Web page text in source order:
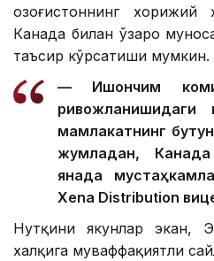
Қозоғистоннинг
Канада билан ўзаро
таъсир кўрсатиши мумкин.
— Ишончим
мамлакатнинг
жумладан,
янада
Xena Distribution
Нутқини якунлар экан,
халқига муваффақиятли